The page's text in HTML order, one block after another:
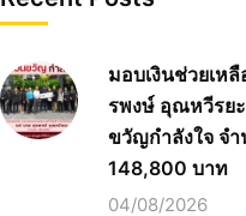
มอบเงินช่วยเห
รพงษ์ อุณหวีรยะ
ขวัญกำลังใจ จำ
148,800 บาท
04/08/2026